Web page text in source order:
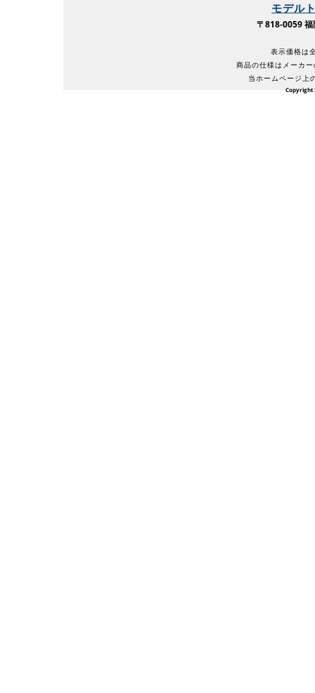
モデル
〒818-0059
表示価格は
商品の仕様はメーカ
当ホームページ上
Copyright